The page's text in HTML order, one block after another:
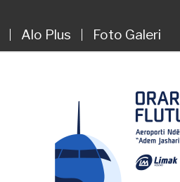
Alo Plus Foto Galeri